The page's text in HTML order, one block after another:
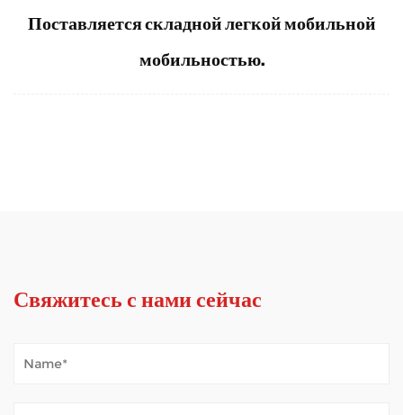
Поставляется складной легкой мобильной
мобильностью.
Свяжитесь с нами сейчас